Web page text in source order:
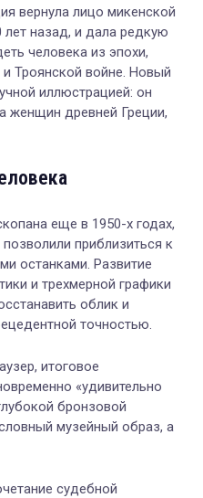
вернула лицо микенской
назад, и дала редкую
человека из эпохи,
Троянской войне. Новый
иллюстрацией: он
женщин древней Греции,
еще в 1950-х годах,
приблизиться к
останками. Развитие
и трехмерной графики
облик и
точностью.
итоговое
«удивительно
бронзовой
музейный образ, а
судебной